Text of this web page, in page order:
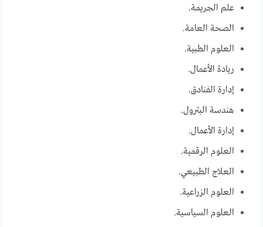
علم الجريمة.
الصحة العامة.
العلوم الطبية.
ريادة الأعمال.
إدارة الفنادق.
هندسة البترول.
إدارة الأعمال.
العلوم الرقمية.
العلاج الطبيعي.
العلوم الزراعية.
العلوم السياسية.